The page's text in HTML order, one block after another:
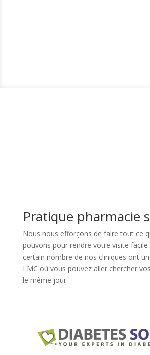
Pratique pharmacie
Nous nous efforçons de faire tout ce
pouvons pour rendre votre visite facile
certain nombre de nos cliniques ont
LMC où vous pouvez aller chercher
le même jour.